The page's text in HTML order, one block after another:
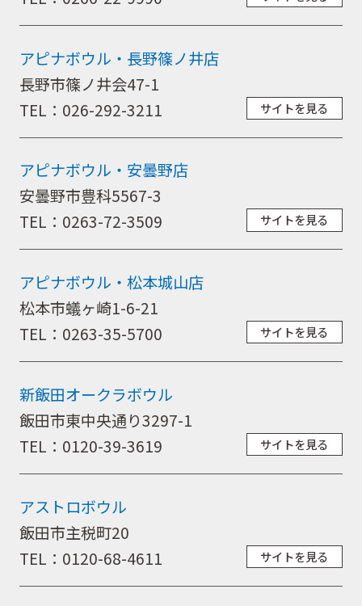
取扱商品
商品カタログ
取扱店舗
アピナボウル・長野篠ノ井店
長野市篠ノ井会47-1
TEL：026-292-3211
サイトを見る
アピナボウル・安曇野店
安曇野市豊科5567-3
TEL：0263-72-3509
サイトを見る
アピナボウル・松本城山店
松本市蟻ヶ崎1-6-21
TEL：0263-35-5700
サイトを見る
新飯田オークラボウル
飯田市東中央通り3297-1
TEL：0120-39-3619
サイトを見る
アストロボウル
飯田市主税町20
TEL：0120-68-4611
サイトを見る